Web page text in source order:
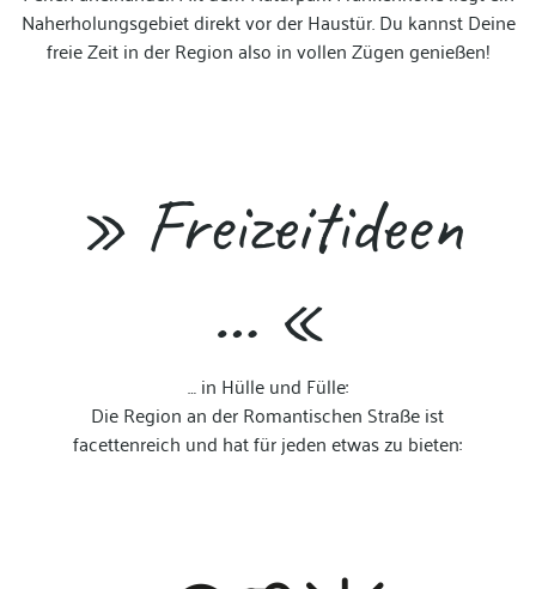
Naherholungsgebiet direkt vor der Haustür. Du kannst Deine
freie Zeit in der Region also in vollen Zügen genießen!
» Freizeitideen
… «
… in Hülle und Fülle:
Die Region an der Romantischen Straße ist
facettenreich und hat für jeden etwas zu bieten: